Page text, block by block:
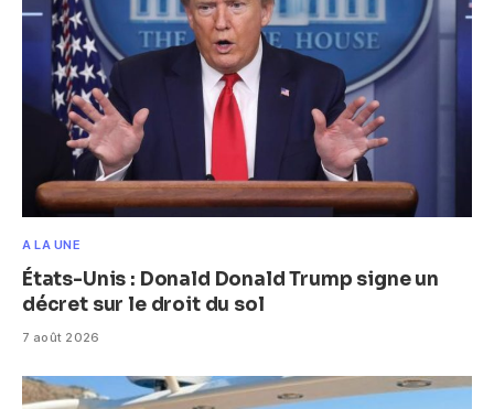
A LA UNE
États-Unis : Donald Donald Trump signe un
décret sur le droit du sol
7 août 2026